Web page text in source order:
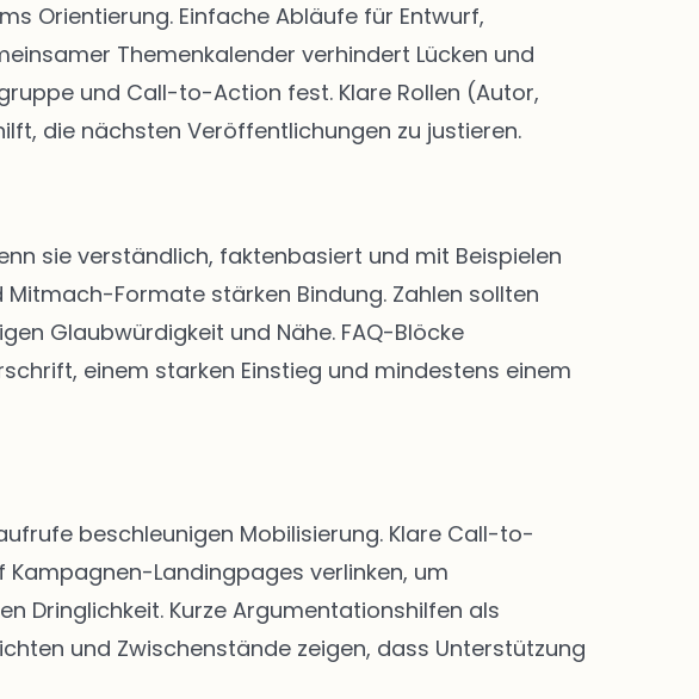
Orientierung. Einfache Abläufe für Entwurf,
Themenkalender verhindert Lücken und
und Call-to-Action fest. Klare Rollen (Autor,
die nächsten Veröffentlichungen zu justieren.
sie verständlich, faktenbasiert und mit Beispielen
Formate stärken Bindung. Zahlen sollten
Glaubwürdigkeit und Nähe. FAQ-Blöcke
einem starken Einstieg und mindestens einem
beschleunigen Mobilisierung. Klare Call-to-
Landingpages verlinken, um
Dringlichkeit. Kurze Argumentationshilfen als
und Zwischenstände zeigen, dass Unterstützung